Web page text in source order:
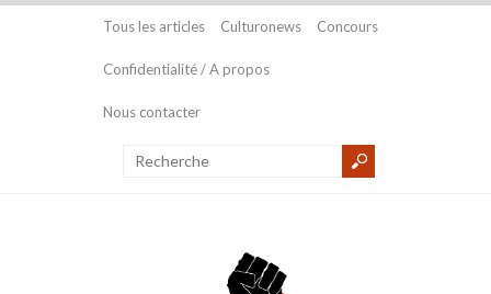
Tous les articles Culturonews Concours
Confidentialité / A propos
Nous contacter